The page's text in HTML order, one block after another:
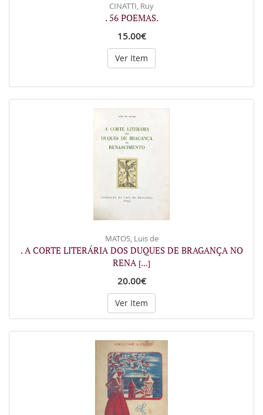
CINATTI, Ruy
. 56 POEMAS.
15.00€
Ver Item
MATOS, Luis de
. A CORTE LITERÁRIA DOS DUQUES DE BRAGANÇA NO
RENA [...]
20.00€
Ver Item